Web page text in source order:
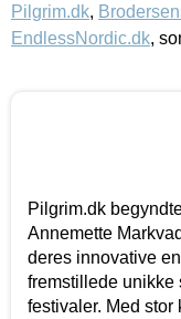
Pilgrim.dk,
EndlessNordic.dk,
Pilgrim.dk
Annemette
deres innovative
fremstillede unikke
festivaler. Med